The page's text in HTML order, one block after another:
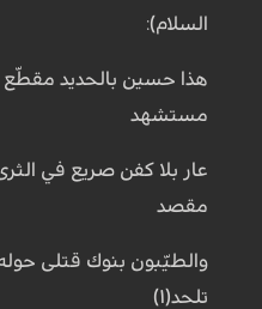
السلام):
هذا حسين بالحديد
مستشهد
عار بلا كفن صريع في
مقصد
والطيّبون بنوك قتلى حوله
تلحد(۱)